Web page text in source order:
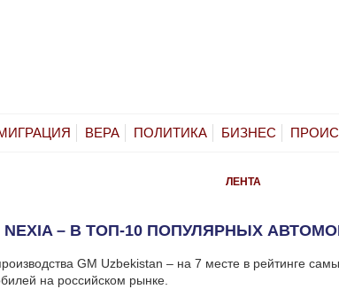
ВЕРА ПОЛИТИКА БИЗНЕС
ЛЕНТА
NEXIA – В ТОП-10 ПОПУЛЯРНЫХ
GM Uzbekistan – на 7 месте в рейтинге
на российском рынке.